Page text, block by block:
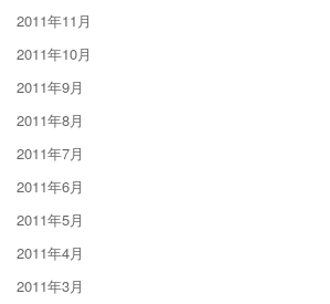
2011年11月
2011年10月
2011年9月
2011年8月
2011年7月
2011年6月
2011年5月
2011年4月
2011年3月